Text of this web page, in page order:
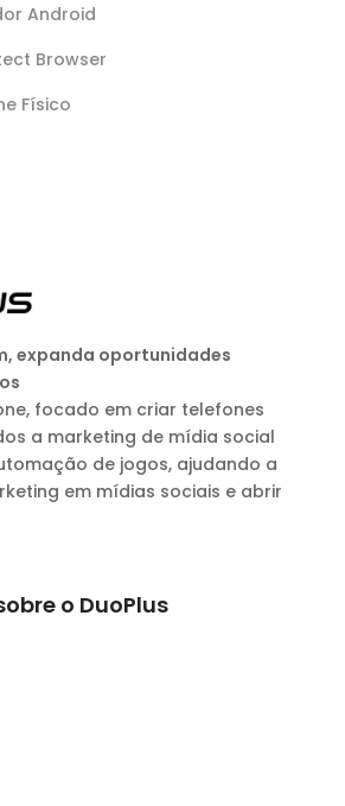
Android
Browser
Físico
expanda oportunidades
focado em criar telefones
a marketing de mídia social
de jogos, ajudando a
em mídias sociais e abrir
o DuoPlus